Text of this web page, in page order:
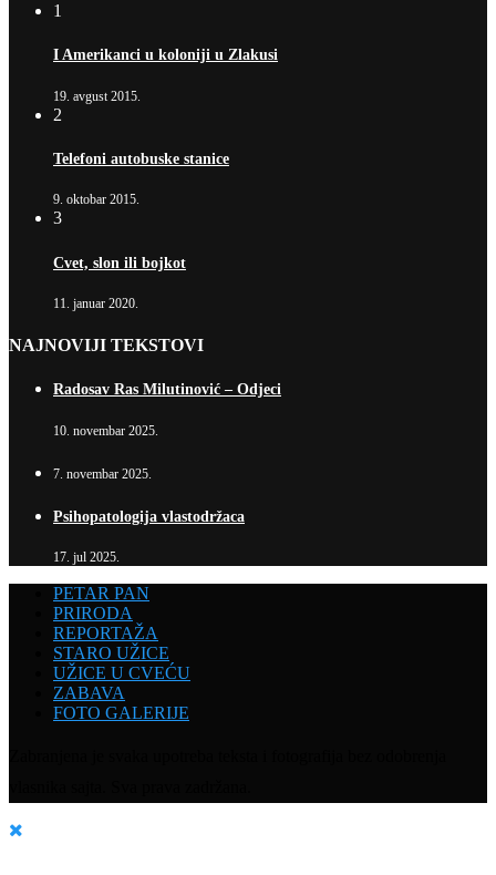
1
I Amerikanci u koloniji u Zlakusi
19. avgust 2015.
2
Telefoni autobuske stanice
9. oktobar 2015.
3
Cvet, slon ili bojkot
11. januar 2020.
NAJNOVIJI TEKSTOVI
Radosav Ras Milutinović – Odjeci
10. novembar 2025.
7. novembar 2025.
Psihopatologija vlastodržaca
17. jul 2025.
PETAR PAN
PRIRODA
REPORTAŽA
STARO UŽICE
UŽICE U CVEĆU
ZABAVA
FOTO GALERIJE